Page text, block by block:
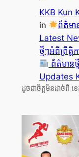
KKB Kun
in
ព័ត៌មា
Latest
ថ្មីៗអំពីព្រឹត្
ព័ត៌មានថ្
Updates
ដូចជាចិត្តមិនដាច់ពី ខ